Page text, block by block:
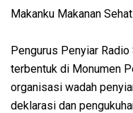
Makanku Makanan
Pengurus Penyiar
terbentuk di Monumen
organisasi wadah
deklarasi dan